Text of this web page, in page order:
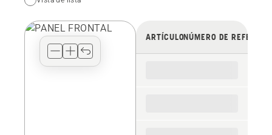
your
view
ARTÍCULONÚMERO DE